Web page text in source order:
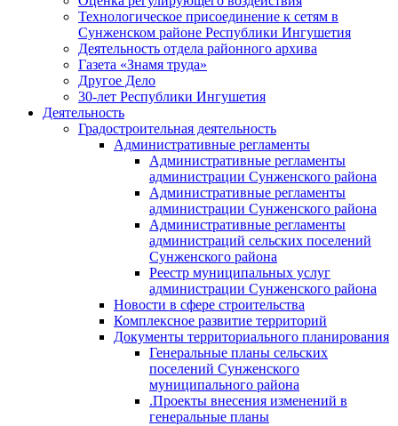
Технологическое присоединение к сетям в
Сунженском районе Республики Ингушетия
Деятельность отдела районного архива
Газета «Знамя труда»
Другое Дело
30-лет Республики Ингушетия
Деятельность
Градостроительная деятельность
Административные регламенты
Административные регламенты
администрации Сунженского района
Административные регламенты
администрации Сунженского района
Административные регламенты
администраций сельских поселений
Сунженского района
Реестр муниципальных услуг
администрации Сунженского района
Новости в сфере строительства
Комплексное развитие территорий
Документы территориального планирования
Генеральные планы сельских
поселений Сунженского
муниципального района
.Проекты внесения изменений в
генеральные планы